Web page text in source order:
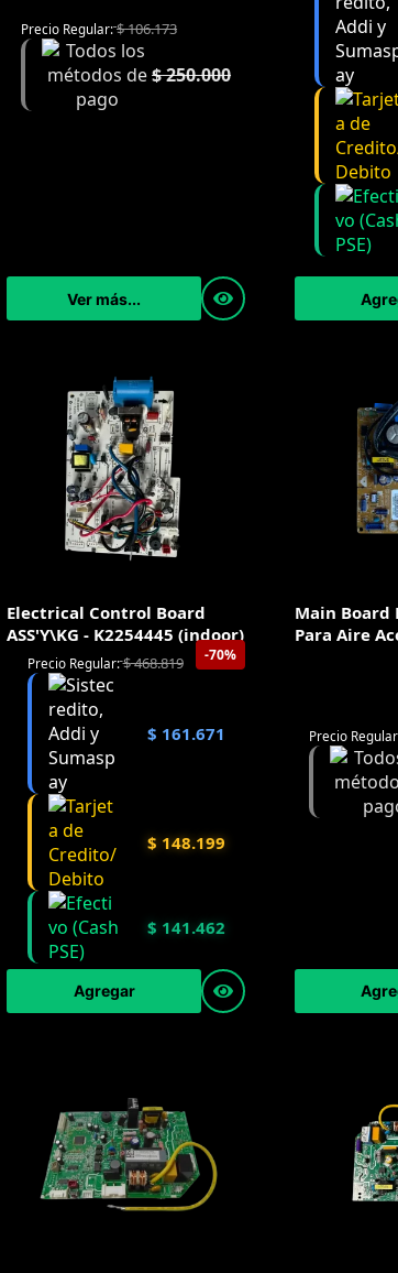
Precio Regular:$106.173
$250.000
Ver más...
Electrical Control Board
ASS'Y\KG - K2254445 (indoor)
-70%
Precio Regular:$468.819
$ 161.671
$ 148.199
$ 141.462
Agregar
Main Board
Para Aire
Precio